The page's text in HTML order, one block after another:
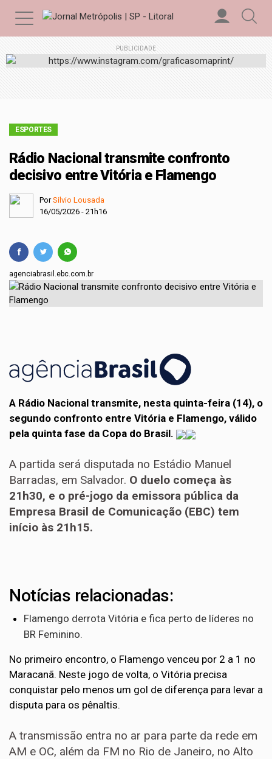
PUBLICIDADE
ESPORTES
Rádio Nacional transmite confronto
decisivo entre Vitória e Flamengo
PorSilvio Lousada
16/05/2026 - 21h16
agenciabrasil.ebc.com.br
A Rádio Nacional transmite, nesta quinta-feira (14), o
segundo confronto entre Vitória e Flamengo, válido
pela quinta fase da Copa do Brasil.
A partida será disputada no Estádio Manuel
Barradas, em Salvador. O duelo começa às
21h30, e o pré-jogo da emissora pública da
Empresa Brasil de Comunicação (EBC) tem
início às 21h15.
Notícias relacionadas:
Flamengo derrota Vitória e fica perto de líderes no
BR Feminino.
No primeiro encontro, o Flamengo venceu por 2 a 1 no
Maracanã. Neste jogo de volta, o Vitória precisa
conquistar pelo menos um gol de diferença para levar a
disputa para os pênaltis.
A transmissão entra no ar para parte da rede em
AM e OC, além da FM no Rio de Janeiro, no Alto